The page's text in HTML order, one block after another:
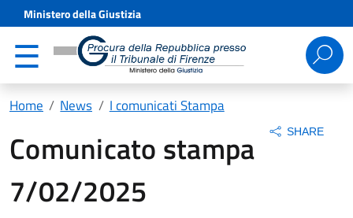
Ministero della Giustizia
Ricerca
per:
Home News I comunicati Stampa
Comunicato stampa
7/02/2025
SHARE